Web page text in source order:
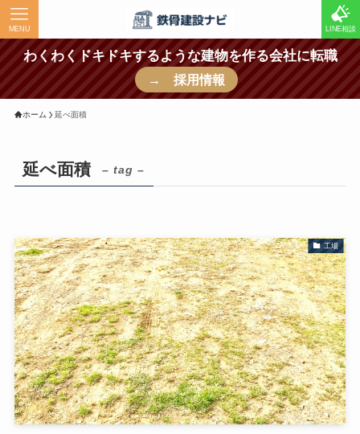
LINE相談
MENU
わくわくドキドキするような建物を作る会社に転職
→ 採用情報
ホーム 延べ面積
延べ面積 – tag –
工場